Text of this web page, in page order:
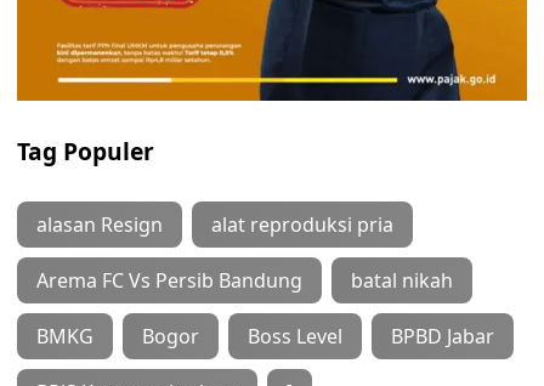
Tag Populer
alasan Resign alat reproduksi pria
Arema FC Vs Persib Bandung batal nikah
BMKG Bogor Boss Level BPBD Jabar